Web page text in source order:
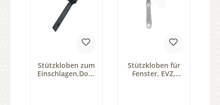
Stützkloben zum
Einschlagen,Dorn
Stützkloben für
Fenster, EVZ,